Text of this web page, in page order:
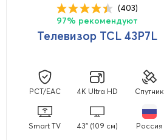
(403)
97% рекомендуют
Телевизор TCL 43P7L
PCT/EAC 4K Ultra HD Спутник
Smart TV 43" (109 см) Россия